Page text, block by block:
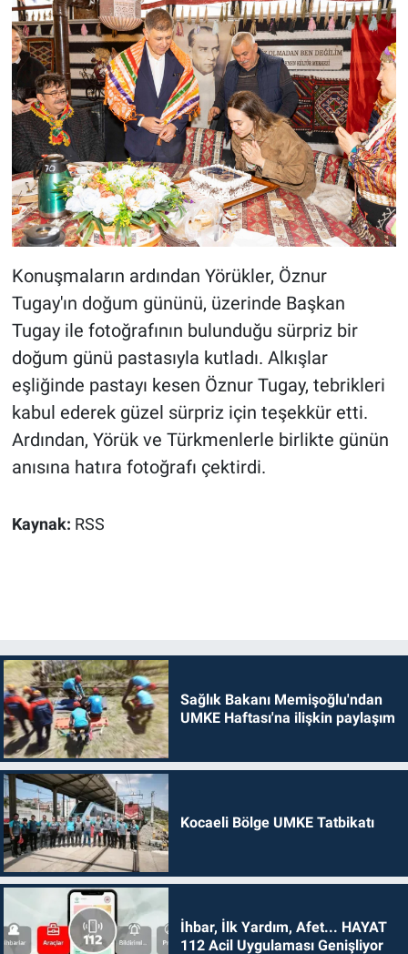
Konuşmaların ardından Yörükler, Öznur
Tugay'ın doğum gününü, üzerinde Başkan
Tugay ile fotoğrafının bulunduğu sürpriz bir
doğum günü pastasıyla kutladı. Alkışlar
eşliğinde pastayı kesen Öznur Tugay, tebrikleri
kabul ederek güzel sürpriz için teşekkür etti.
Ardından, Yörük ve Türkmenlerle birlikte günün
anısına hatıra fotoğrafı çektirdi.
Kaynak: RSS
Sağlık Bakanı Memişoğlu'ndan
UMKE Haftası'na ilişkin paylaşım
Kocaeli Bölge UMKE Tatbikatı
İhbar, İlk Yardım, Afet... HAYAT
112 Acil Uygulaması Genişliyor